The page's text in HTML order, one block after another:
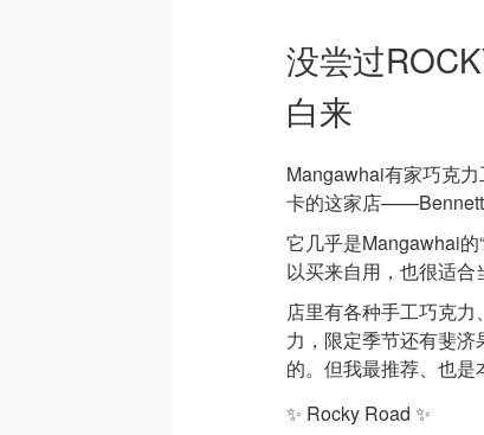
没尝过
白来
Mangawhai有家巧克
卡的这家店
它几乎是Mangawhai
以买来自用，也很适合
店里有各种手工巧克
力，限定季节还有斐
的。但我最推荐、也
✨ Rocky Road ✨